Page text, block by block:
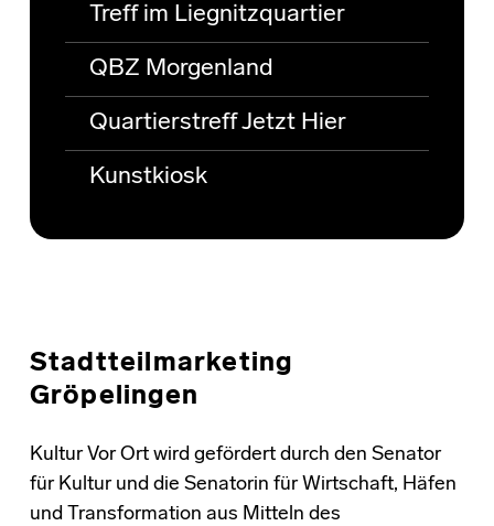
Treff im Liegnitzquartier
QBZ Morgenland
Quartierstreff Jetzt Hier
Kunstkiosk
Stadtteilmarketing
Gröpelingen
Kultur Vor Ort wird gefördert durch den Senator
für Kultur und die Senatorin für Wirtschaft, Häfen
und Transformation aus Mitteln des